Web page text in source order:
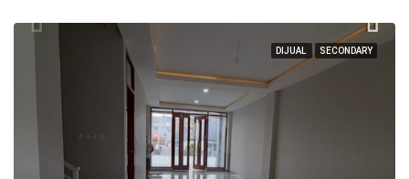
DIJUAL SECONDARY